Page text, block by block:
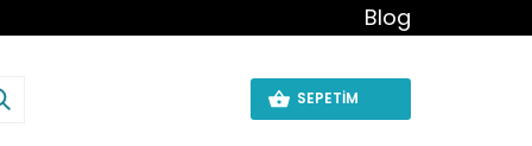
Blog
SEPETİM